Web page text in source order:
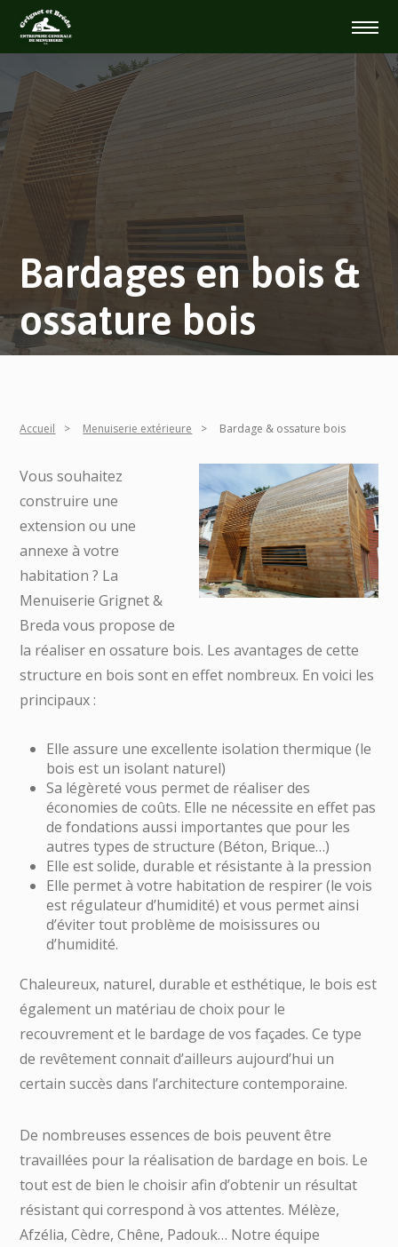
Bardages en bois &
ossature bois
Accueil Menuiserie extérieure Bardage & ossature bois
Vous souhaitez
construire une
extension ou une
annexe à votre
habitation ? La
Menuiserie Grignet &
Breda vous propose de
la réaliser en ossature bois. Les avantages de cette
structure en bois sont en effet nombreux. En voici les
principaux :
Elle assure une excellente isolation thermique (le
bois est un isolant naturel)
Sa légèreté vous permet de réaliser des
économies de coûts. Elle ne nécessite en effet pas
de fondations aussi importantes que pour les
autres types de structure (Béton, Brique…)
Elle est solide, durable et résistante à la pression
Elle permet à votre habitation de respirer (le vois
est régulateur d’humidité) et vous permet ainsi
d’éviter tout problème de moisissures ou
d’humidité.
Chaleureux, naturel, durable et esthétique, le bois est
également un matériau de choix pour le
recouvrement et le bardage de vos façades. Ce type
de revêtement connait d’ailleurs aujourd’hui un
certain succès dans l’architecture contemporaine.
De nombreuses essences de bois peuvent être
travaillées pour la réalisation de bardage en bois. Le
tout est de bien le choisir afin d’obtenir un résultat
résistant qui correspond à vos attentes. Mélèze,
Afzélia, Cèdre, Chêne, Padouk… Notre équipe